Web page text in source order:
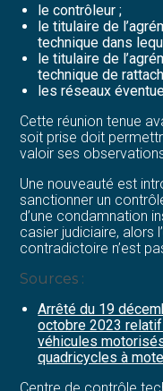
le contrôleur ;
le titulaire de
technique dans
le titulaire de
technique de
les réseaux
Cette réunion tenue
soit prise doit
valoir ses
Une nouveauté est
sanctionner un
d’une condamnation
casier judiciaire, alors
contradictoire n’est
Sources :
Arrêté du 19
octobre 2023
véhicules
quadricycles à
Centre de contrôle